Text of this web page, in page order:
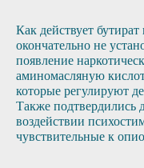
Как действует
окончательно не
появление
аминомасляную
которые регулируют
Также подтвердились
воздействии
чувствительные к